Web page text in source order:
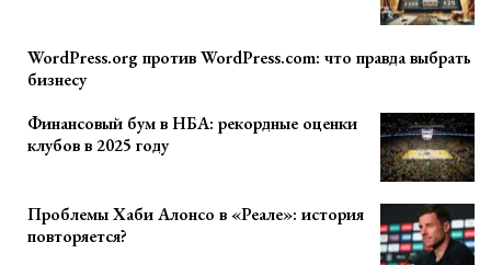
WordPress.org против WordPress.com: что правда выбрать
бизнесу
Финансовый бум в НБА: рекордные оценки
клубов в 2025 году
Проблемы Хаби Алонсо в «Реале»: история
повторяется?